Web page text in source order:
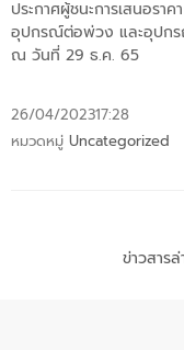
ประกาศผู้ชนะการเสนอรา
อุปกรณ์ต่อพ่วง และอุปกรณ์
ณ วันที่ 29 ธ.ค. 65
26/04/202317:28
หมวดหมู่ Uncategorized
ข่าวสาร